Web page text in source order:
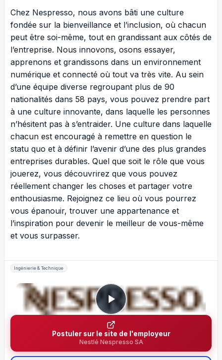
Chez Nespresso, nous avons bâti une culture
fondée sur la bienveillance et l’inclusion, où chacun
peut être soi-même, tout en grandissant aux côtés de
l’entreprise. Nous innovons, osons essayer,
apprenons et grandissons dans un environnement
numérique et connecté où tout va très vite. Au sein
d’une équipe diverse regroupant plus de 90
nationalités dans 58 pays, vous pouvez prendre part
à une culture innovante, dans laquelle les personnes
n’hésitent pas à s’entraider. Une culture dans laquelle
chacun est encouragé à remettre en question le
statu quo et à définir l’avenir d’une des plus grandes
entreprises durables. Quel que soit le rôle que vous
jouerez, vous découvrirez que vous pouvez
réellement changer les choses et partager votre
enthousiasme. Rejoignez ce lieu où vous pourrez
vous épanouir, trouver une appartenance et
l’inspiration pour devenir le meilleur de vous-même
et vous surpasser.
Ingénierie & Technique
Postuler sur le site de l'employeur
Nestlé Nespresso SA